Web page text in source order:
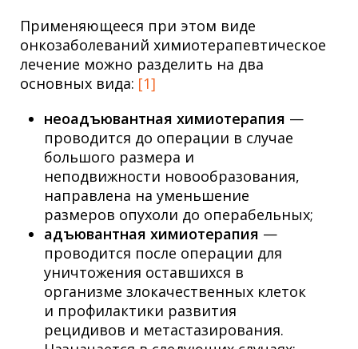
Применяющееся при этом виде
онкозаболеваний химиотерапевтическое
лечение можно разделить на два
основных вида: [1]
неоадъювантная химиотерапия —
проводится до операции в случае
большого размера и
неподвижности новообразования,
направлена на уменьшение
размеров опухоли до операбельных;
адъювантная химиотерапия —
проводится после операции для
уничтожения оставшихся в
организме злокачественных клеток
и профилактики развития
рецидивов и метастазирования.